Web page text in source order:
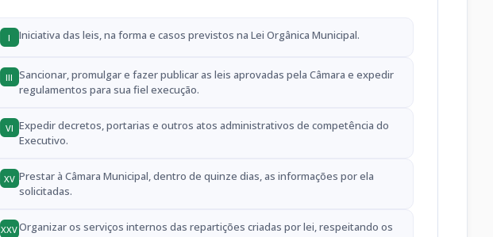
I Iniciativa das leis, na forma e casos previstos na Lei Orgânica Municipal.
III Sancionar, promulgar e fazer publicar as leis aprovadas pela Câmara e expedir
regulamentos para sua fiel execução.
VI Expedir decretos, portarias e outros atos administrativos de competência do
Executivo.
XV Prestar à Câmara Municipal, dentro de quinze dias, as informações por ela
solicitadas.
XXVOrganizar os serviços internos das repartições criadas por lei, respeitando os